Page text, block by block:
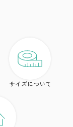
サイズについて